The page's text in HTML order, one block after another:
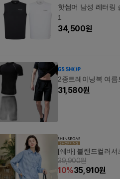
핫썸머 남성 레터링
1
34,500원
2종트레이닝복 여
31,580원
[쉐바] 블랜드컬러셔
39,900원
10%35,910원